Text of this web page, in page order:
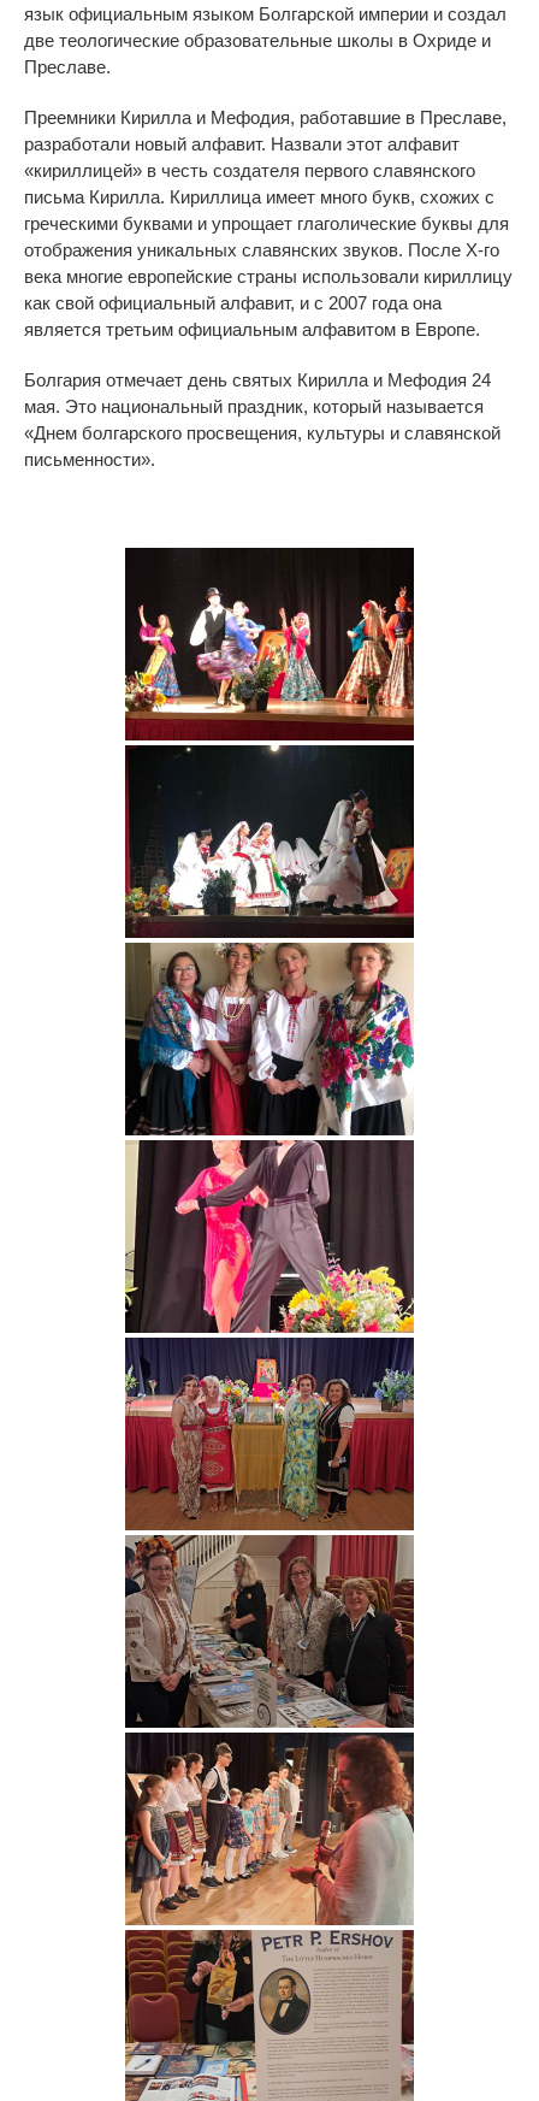
язык официальным языком Болгарской империи и создал
две теологические образовательные школы в Охриде и
Преславе.
Преемники Кирилла и Мефодия, работавшие в Преславе,
разработали новый алфавит. Назвали этот алфавит
«кириллицей» в честь создателя первого славянского
письма Кирилла. Кириллица имеет много букв, схожих с
греческими буквами и упрощает глаголические буквы для
отображения уникальных славянских звуков. После Х-го
века многие европейские страны использовали кириллицу
как свой официальный алфавит, и с 2007 года она
является третьим официальным алфавитом в Европе.
Болгария отмечает день святых Кирилла и Мефодия 24
мая. Это национальный праздник, который называется
«Днем болгарского просвещения, культуры и славянской
письменности».